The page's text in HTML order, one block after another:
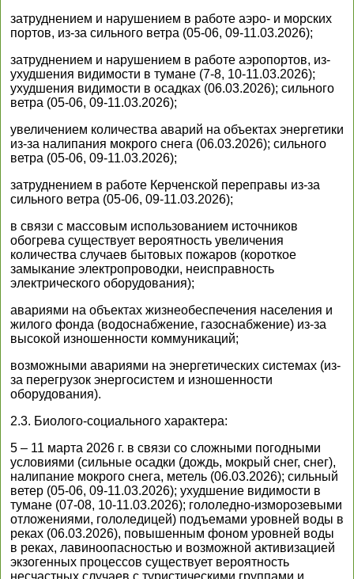
затруднением и нарушением в работе аэро- и морских
портов, из-за сильного ветра (05-06, 09-11.03.2026);
затруднением и нарушением в работе аэропортов, из-
ухудшения видимости в тумане (7-8, 10-11.03.2026);
ухудшения видимости в осадках (06.03.2026); сильного
ветра (05-06, 09-11.03.2026);
увеличением количества аварий на объектах энергетики
из-за налипания мокрого снега (06.03.2026); сильного
ветра (05-06, 09-11.03.2026);
затруднением в работе Керченской переправы из-за
сильного ветра (05-06, 09-11.03.2026);
в связи с массовым использованием источников
обогрева существует вероятность увеличения
количества случаев бытовых пожаров (короткое
замыкание электропроводки, неисправность
электрического оборудования);
авариями на объектах жизнеобеспечения населения и
жилого фонда (водоснабжение, газоснабжение) из-за
высокой изношенности коммуникаций;
возможными авариями на энергетических системах (из-
за перегрузок энергосистем и изношенности
оборудования).
2.3. Биолого-социального характера:
5 – 11 марта 2026 г. в связи со сложными погодными
условиями (сильные осадки (дождь, мокрый снег, снег),
налипание мокрого снега, метель (06.03.2026); сильный
ветер (05-06, 09-11.03.2026); ухудшение видимости в
тумане (07-08, 10-11.03.2026); гололедно-изморозевыми
отложениями, гололедицей) подъемами уровней воды в
реках (06.03.2026), повышенным фоном уровней воды
в реках, лавиноопасностью и возможной активизацией
экзогенных процессов существует вероятность
несчастных случаев с туристическими группами и